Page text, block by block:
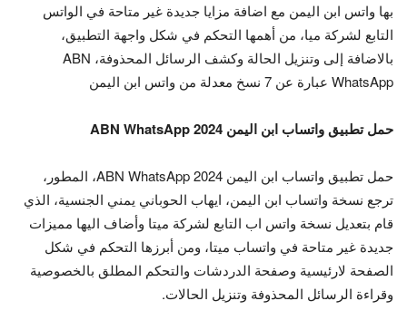
بها واتس ابن اليمن مع اضافة مزايا جديدة غير متاحة في الواتس
التابع لشركة ميا، من أهمها التحكم في شكل واجهة التطبيق،
بالاضافة إلى وتنزيل الحالة وكشف الرسائل المحذوفة، ABN
WhatsApp عبارة عن 7 نسخ معدلة من واتس ابن اليمن
حمل تطبيق واتساب ابن اليمن ABN WhatsApp 2024
حمل تطبيق واتساب ابن اليمن ABN WhatsApp 2024، المطور،
ترجع نسخة واتساب ابن اليمن، ايهاب الحوباني يمني الجنسية، الذي
قام بتعديل نسخة واتس اب التابع لشركة ميتا وأضاف اليها مميزات
جديدة غير متاحة في واتساب ميتا، ومن أبرزها التحكم في شكل
الصفحة لارئيسية وصفحة الدردشات والتحكم المطلق بالخصوصية
وقراءة الرسائل المحذوفة وتنزيل الحالات.